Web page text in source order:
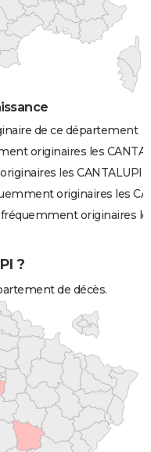
de ce département
originaires les
les CANTALUPI
originaires les
originaires
?
de décès.